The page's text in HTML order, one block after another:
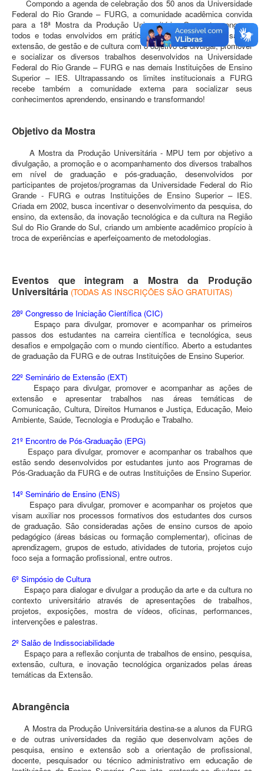
Compondo a agenda de celebração dos 50 anos da Universidade
Federal do Rio Grande – FURG, a comunidade acadêmica convida
para a 18ª Mostra da Produção Universitária. O evento congrega
todos e todas envolvidos em práticas de ensino, de pesquisa, de
extensão, de gestão e de cultura com o objetivo de divulgar, promover
e socializar os diversos trabalhos desenvolvidos na Universidade
Federal do Rio Grande – FURG e nas demais Instituições de Ensino
Superior – IES. Ultrapassando os limites institucionais a FURG
recebe também a comunidade externa para socializar seus
conhecimentos aprendendo, ensinando e transformando!
Objetivo da Mostra
A Mostra da Produção Universitária - MPU tem por objetivo a
divulgação, a promoção e o acompanhamento dos diversos trabalhos
em nível de graduação e pós-graduação, desenvolvidos por
participantes de projetos/programas da Universidade Federal do Rio
Grande - FURG e outras Instituições de Ensino Superior – IES.
Criada em 2002, busca incentivar o desenvolvimento da pesquisa, do
ensino, da extensão, da inovação tecnológica e da cultura na Região
Sul do Rio Grande do Sul, criando um ambiente acadêmico propício à
troca de experiências e aperfeiçoamento de metodologias.
Eventos que integram a Mostra da Produção
Universitária (TODAS AS INSCRIÇÕES SÃO GRATUITAS)
28º Congresso de Iniciação Científica (CIC)
Espaço para divulgar, promover e acompanhar os primeiros
passos dos estudantes na carreira científica e tecnológica, seus
desafios e empolgação com o mundo científico. Aberto a estudantes
de graduação da FURG e de outras Instituições de Ensino Superior.
22º Seminário de Extensão (EXT)
Espaço para divulgar, promover e acompanhar as ações de
extensão e apresentar trabalhos nas áreas temáticas de
Comunicação, Cultura, Direitos Humanos e Justiça, Educação, Meio
Ambiente, Saúde, Tecnologia e Produção e Trabalho.
21º Encontro de Pós-Graduação (EPG)
Espaço para divulgar, promover e acompanhar os trabalhos que
estão sendo desenvolvidos por estudantes junto aos Programas de
Pós-Graduação da FURG e de outras Instituições de Ensino Superior.
14º Seminário de Ensino (ENS)
Espaço para divulgar, promover e acompanhar os projetos que
visam auxiliar nos processos formativos dos estudantes dos cursos
de graduação. São consideradas ações de ensino cursos de apoio
pedagógico (áreas básicas ou formação complementar), oficinas de
aprendizagem, grupos de estudo, atividades de tutoria, projetos cujo
foco seja a formação profissional, entre outros.
6º Simpósio de Cultura
Espaço para dialogar e divulgar a produção da arte e da cultura no
contexto universitário através de apresentações de trabalhos,
projetos, exposições, mostra de vídeos, oficinas, performances,
intervenções e palestras.
2º Salão de Indissociabilidade
Espaço para a reflexão conjunta de trabalhos de ensino, pesquisa,
extensão, cultura, e inovação tecnológica organizados pelas áreas
temáticas da Extensão.
Abrangência
A Mostra da Produção Universitária destina-se a alunos da FURG
e de outras universidades da região que desenvolvam ações de
pesquisa, ensino e extensão sob a orientação de profissional,
docente, pesquisador ou técnico administrativo em educação de